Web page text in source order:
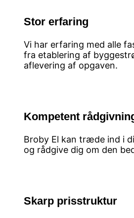
Stor erfaring
Vi har erfaring med alle
fra etablering af
aflevering af opgaven.
Kompetent
Broby El kan træde ind i
og rådgive dig om den
Skarp prisstruktur